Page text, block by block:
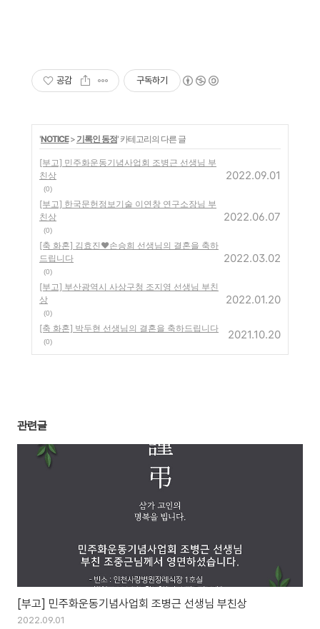
공감 구독하기
'NOTICE> 기록인 동정' 카테고리의 다른 글
[부고] 민주화운동기념사업회 조병근 선생님 부
친상
(0)
2022.09.01
[부고] 한국문헌정보기술 이연창 연구소장님 부
친상
(0)
2022.06.07
[축 화혼] 김효진♥손승희 선생님의 결혼을 축하
드립니다
(0)
2022.03.02
[부고] 부산광역시 사상구청 조지영 선생님 부친
상
(0)
2022.01.20
[축 화혼] 박두현 선생님의 결혼을 축하드립니다
(0)
2021.10.20
관련글
[부고] 민주화운동기념사업회 조병근 선생님 부친상
2022.09.01